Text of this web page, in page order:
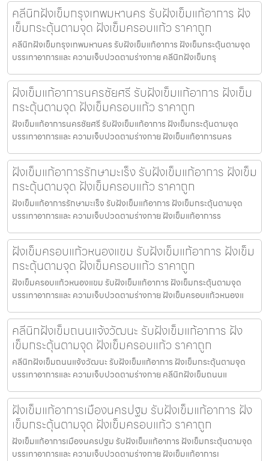
คลีนิกฝังเข็มกรุงเทพมหานคร รับฝังเข็มแก้อาการ ฝัง
เข็มกระตุ้นตามจุด ฝังเข็มครอบแก้ว ราคาถูก
คลีนิกฝังเข็มกรุงเทพมหานคร รับฝังเข็มแก้อาการ ฝังเข็มกระตุ้นตามจุด
บรรเทาอาการและ ความเจ็บปวดตามร่างกาย คลีนิกฝังเข็มกรุ
ฝังเข็มแก้อาการนครชัยศรี รับฝังเข็มแก้อาการ ฝังเข็ม
กระตุ้นตามจุด ฝังเข็มครอบแก้ว ราคาถูก
ฝังเข็มแก้อาการนครชัยศรี รับฝังเข็มแก้อาการ ฝังเข็มกระตุ้นตามจุด
บรรเทาอาการและ ความเจ็บปวดตามร่างกาย ฝังเข็มแก้อาการนคร
ฝังเข็มแก้อาการรักษามะเร็ง รับฝังเข็มแก้อาการ ฝังเข็ม
กระตุ้นตามจุด ฝังเข็มครอบแก้ว ราคาถูก
ฝังเข็มแก้อาการรักษามะเร็ง รับฝังเข็มแก้อาการ ฝังเข็มกระตุ้นตามจุด
บรรเทาอาการและ ความเจ็บปวดตามร่างกาย ฝังเข็มแก้อาการร
ฝังเข็มครอบแก้วหนองแขม รับฝังเข็มแก้อาการ ฝังเข็ม
กระตุ้นตามจุด ฝังเข็มครอบแก้ว ราคาถูก
ฝังเข็มครอบแก้วหนองแขม รับฝังเข็มแก้อาการ ฝังเข็มกระตุ้นตามจุด
บรรเทาอาการและ ความเจ็บปวดตามร่างกาย ฝังเข็มครอบแก้วหนองแ
คลีนิกฝังเข็มถนนแจ้งวัฒนะ รับฝังเข็มแก้อาการ ฝัง
เข็มกระตุ้นตามจุด ฝังเข็มครอบแก้ว ราคาถูก
คลีนิกฝังเข็มถนนแจ้งวัฒนะ รับฝังเข็มแก้อาการ ฝังเข็มกระตุ้นตามจุด
บรรเทาอาการและ ความเจ็บปวดตามร่างกาย คลีนิกฝังเข็มถนนแ
ฝังเข็มแก้อาการเมืองนครปฐม รับฝังเข็มแก้อาการ ฝัง
เข็มกระตุ้นตามจุด ฝังเข็มครอบแก้ว ราคาถูก
ฝังเข็มแก้อาการเมืองนครปฐม รับฝังเข็มแก้อาการ ฝังเข็มกระตุ้นตามจุด
บรรเทาอาการและ ความเจ็บปวดตามร่างกาย ฝังเข็มแก้อาการเ